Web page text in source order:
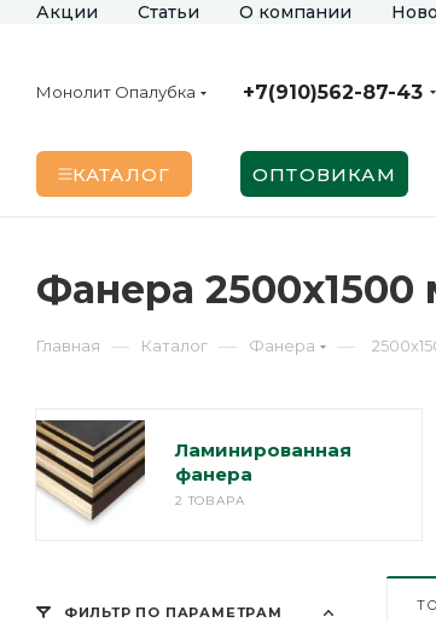
Акции Статьи О компании
Монолит Опалубка +7(910)562-87-43
КАТАЛОГ ОПТОВИКАМ
Фанера
Главная — Каталог — Фанера —
Ламинированная
фанера
2 ТОВАРА
ФИЛЬТР ПО ПАРАМЕТРАМ